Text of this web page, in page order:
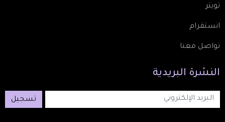
تويتر
انستقرام
تواصل معنا
النشرة البريدية
تسجيل